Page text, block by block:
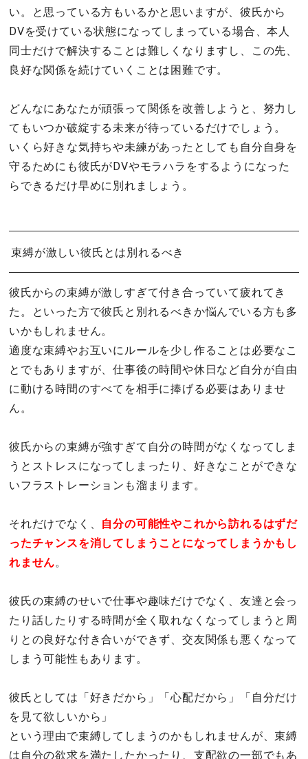
い。と思っている方もいるかと思いますが、彼氏から
DVを受けている状態になってしまっている場合、本人
同士だけで解決することは難しくなりますし、この先、
良好な関係を続けていくことは困難です。
どんなにあなたが頑張って関係を改善しようと、努力し
てもいつか破綻する未来が待っているだけでしょう。
いくら好きな気持ちや未練があったとしても自分自身を
守るためにも彼氏がDVやモラハラをするようになった
らできるだけ早めに別れましょう。
束縛が激しい彼氏とは別れるべき
彼氏からの束縛が激しすぎて付き合っていて疲れてき
た。といった方で彼氏と別れるべきか悩んでいる方も多
いかもしれません。
適度な束縛やお互いにルールを少し作ることは必要なこ
とでもありますが、仕事後の時間や休日など自分が自由
に動ける時間のすべてを相手に捧げる必要はありませ
ん。
彼氏からの束縛が強すぎて自分の時間がなくなってしま
うとストレスになってしまったり、好きなことができな
いフラストレーションも溜まります。
それだけでなく、 自分の可能性やこれから訪れるはずだ
ったチャンスを消してしまうことになってしまうかもし
れません。
彼氏の束縛のせいで仕事や趣味だけでなく、友達と会っ
たり話したりする時間が全く取れなくなってしまうと周
りとの良好な付き合いができず、交友関係も悪くなって
しまう可能性もあります。
彼氏としては「好きだから」「心配だから」「自分だけ
を見て欲しいから」
という理由で束縛してしまうのかもしれませんが、束縛
は自分の欲求を満たしたかったり、支配欲の一部でもあ